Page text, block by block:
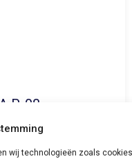
wij technologieën zoals
P-08